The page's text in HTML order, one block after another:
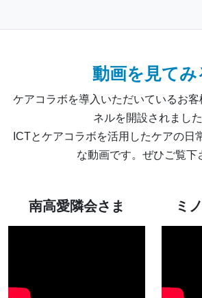
動画を見てみ
ケアコラボを導入いただいているお
ネルを開設されました
ICTとケアコラボを活用したケアの日
な動画です。ぜひご覧下
南高愛隣会さま ミ